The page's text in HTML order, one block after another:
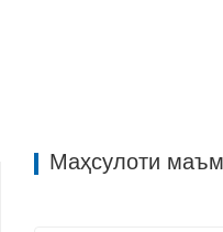
Маҳсулоти